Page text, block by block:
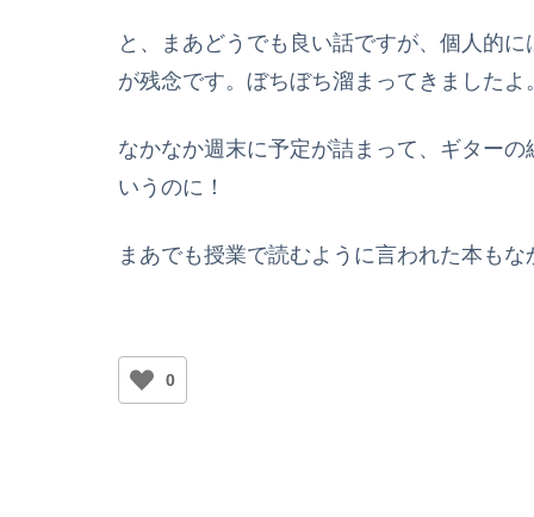
と、まあどうでも良い話ですが、個人的
が残念です。ぼちぼち溜まってきましたよ
なかなか週末に予定が詰まって、ギター
いうのに！
まあでも授業で読むように言われた本も
0